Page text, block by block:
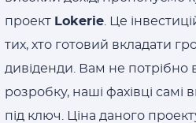
проект Lokerie . Це
тих, хто готовий вкладати
дивіденди. Вам не потрібно
розробку, наші фахівці самі
під ключ. Ціна даного